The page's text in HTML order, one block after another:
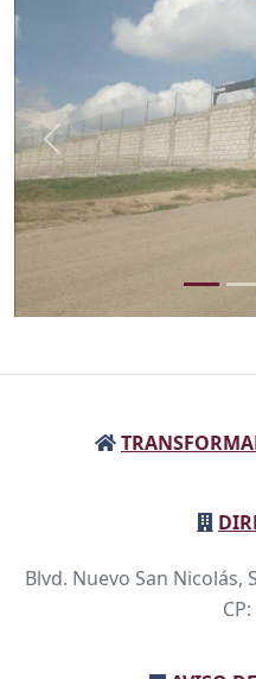
Anterior
Blvd. Nuevo San Nicolás,